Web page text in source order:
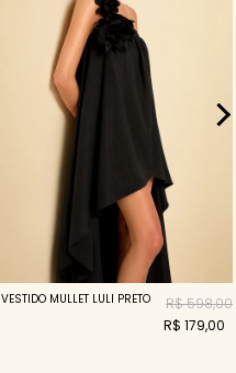
VESTIDO MULLET LULI PRETO
R$ 598,00
R$ 179,00